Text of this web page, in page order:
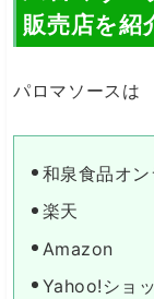
販売店を紹
パロマソースは
和泉食品オン
楽天
Amazon
Yahoo!ショ